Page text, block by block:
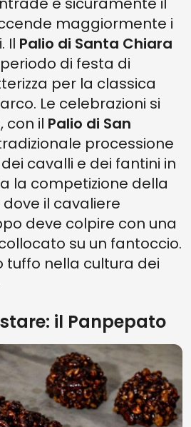
maggiormente i
Il Palio di Santa Chiara
di festa di
per la classica
Le celebrazioni si
con il Palio di San
processione
cavalli e dei fantini in
la competizione della
il cavaliere
deve colpire con una
su un fantoccio.
tuffo nella cultura dei
il Panpepato